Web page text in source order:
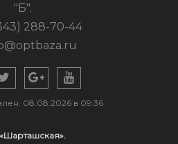
"Б".
288-70-44
08.08.2026 в 09:36